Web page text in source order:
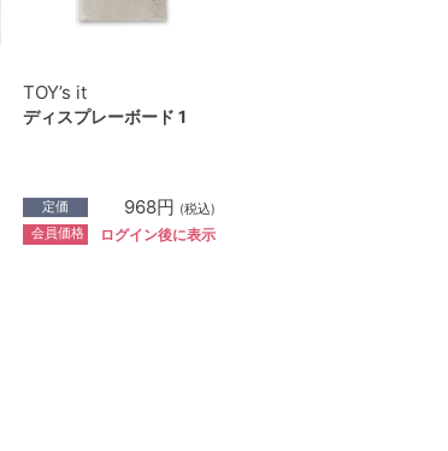
TOY’s it
ディスプレーボード 1
定価 968円 (税込)
会員価格 ログイン後に表示